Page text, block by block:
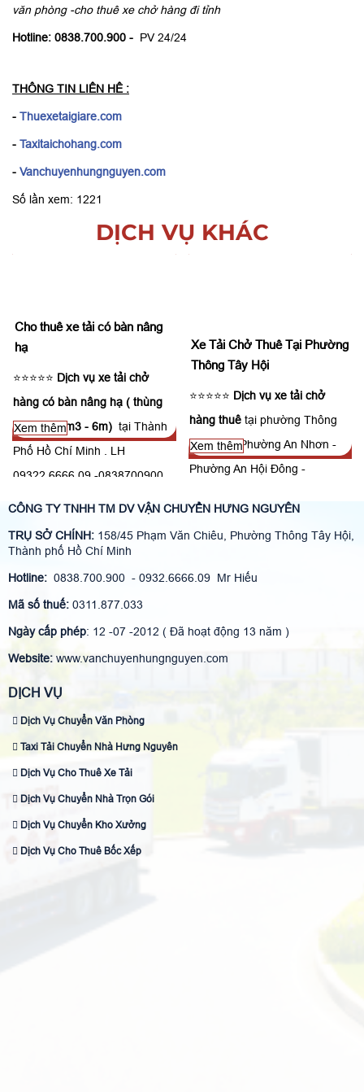
văn phòng -cho thuê xe chở hàng đi tỉnh
Hotline: 0838.700.900 - PV 24/24
THÔNG TIN LIÊN HÊ :
- Thuexetaigiare.com
- Taxitaichohang.com
- Vanchuyenhungnguyen.com
Số lần xem: 1221
DỊCH VỤ KHÁC
Cho thuê xe tải có bàn nâng
hạ
⭐⭐⭐⭐⭐ Dịch vụ xe tải chở
hàng có bàn nâng hạ ( thùng
dài 3m - 4m3 - 6m) tại Thành
Phố Hồ Chí Minh . LH
09322,6666,09 -0838700900.
Có nhận chở hàng đi liên tỉnh,
chạy được trong nội thành ban
ngày.
Xem thêm
Xe Tải Chở Thuê Tại Phường
Thông Tây Hội
⭐⭐⭐⭐⭐ Dịch vụ xe tải chở
hàng thuê tại phường Thông
Tây Hội - Phường An Nhơn -
Phường An Hội Đông -
Có nhận chở hàng đi liên tỉnh,
Xem thêm
CÔNG TY TNHH TM DV VẬN CHUYỂN HƯNG NGUYÊN
TRỤ SỞ CHÍNH: 158/45 Phạm Văn Chiêu, Phường Thông Tây Hội,
Thành phố Hồ Chí Minh
Hotline: 0838.700.900 - 0932.6666.09 Mr Hiếu
Mã số thuế: 0311.877.033
Ngày cấp phép: 12 -07 -2012 ( Đã hoạt động 13 năm )
Website: www.vanchuyenhungnguyen.com
DỊCH VỤ
Dịch Vụ Chuyển Văn Phòng
Taxi Tải Chuyển Nhà Hưng Nguyên
Dịch Vụ Cho Thuê Xe Tải
Dịch Vụ Chuyển Nhà Trọn Gói
Dịch Vụ Chuyển Kho Xưởng
Dịch Vụ Cho Thuê Bốc Xếp